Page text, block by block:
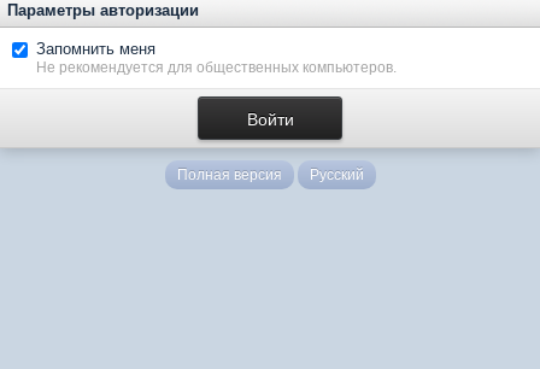
Параметры авторизации
Запомнить меня
Не рекомендуется для общественных компьютеров.
Полная версия Русский